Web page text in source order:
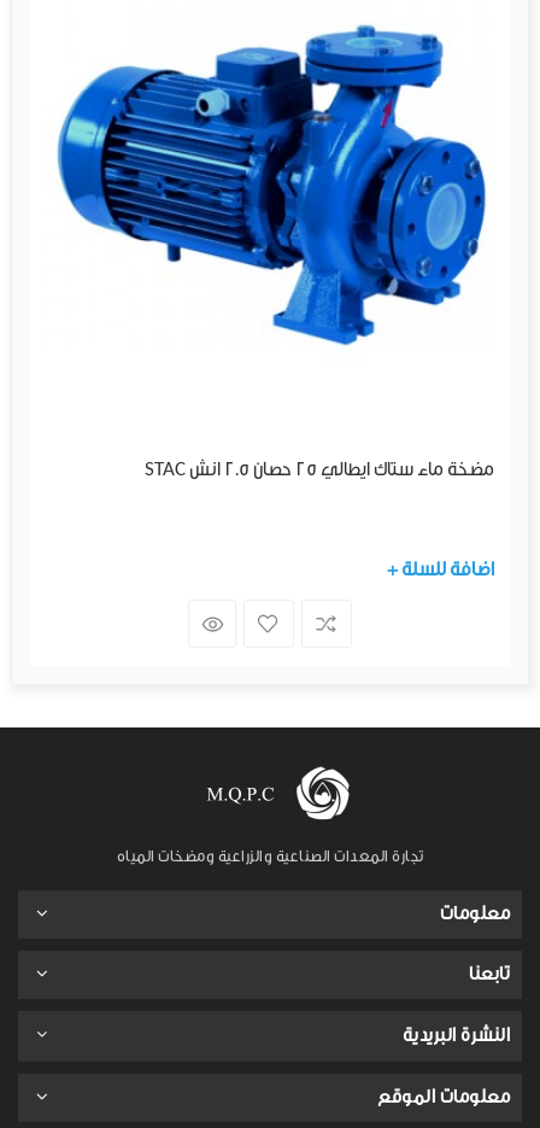
مضخة ماء ستاك ايطالي 25 حصان 2.5 انش STAC
+ اضافة للسلة
تجارة المعدات الصناعية والزراعية ومضخات المياه
معلومات
تابعنا
النشرة البريدية
معلومات الموقع